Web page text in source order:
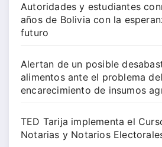
Autoridades y estudiantes
años de Bolivia con la
futuro
Alertan de un posible
alimentos ante el problema
encarecimiento de insumos
TED Tarija implementa el
Notarias y Notarios